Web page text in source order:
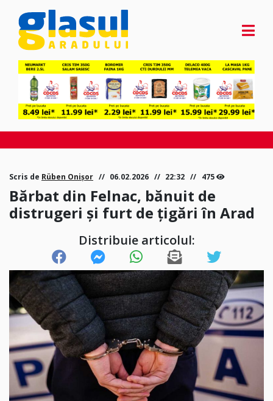
Scris de Rüben Onișor 06.02.2026 22:32 475
Bărbat din Felnac, bănuit de
distrugeri și furt de țigări în Arad
Distribuie articolul: